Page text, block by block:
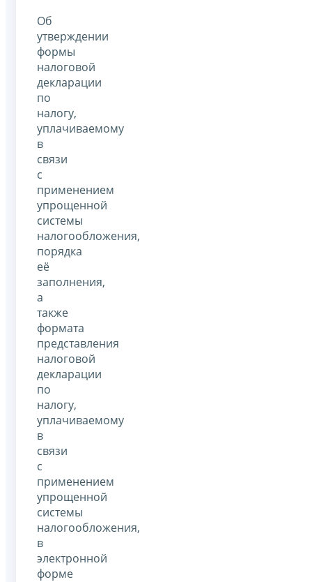
Об
утверждении
формы
налоговой
декларации
по
налогу,
уплачиваемому
в
связи
с
применением
упрощенной
системы
налогообложения,
порядка
её
заполнения,
а
также
формата
представления
налоговой
декларации
по
налогу,
уплачиваемому
в
связи
с
применением
упрощенной
системы
налогообложения,
в
электронной
форме